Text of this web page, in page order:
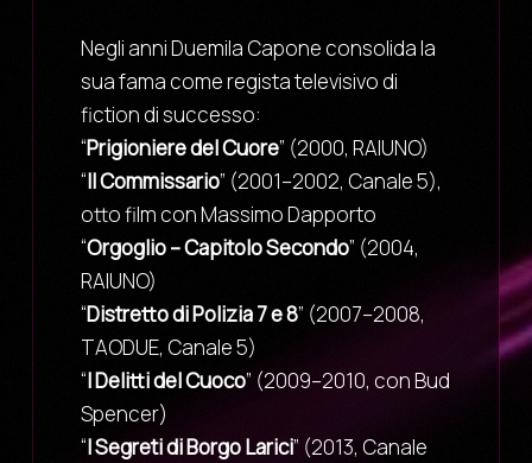
Negli anni Duemila Capone consolida la
sua fama come regista televisivo di
fiction di successo:
“Prigioniere del Cuore” (2000, RAIUNO)
“Il Commissario” (2001–2002, Canale 5),
otto film con Massimo Dapporto
“Orgoglio – Capitolo Secondo” (2004,
RAIUNO)
“Distretto di Polizia 7 e 8” (2007–2008,
TAODUE, Canale 5)
“I Delitti del Cuoco” (2009–2010, con Bud
Spencer)
“I Segreti di Borgo Larici” (2013, Canale